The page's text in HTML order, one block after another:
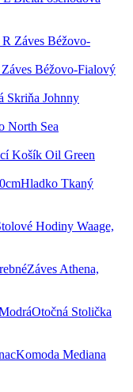
Béžovo-Fialový
Skriňa Johnny
North Sea
Košík Oil Green
Hladko Tkaný
Hodiny Waage,
Záves Athena,
Otočná Stolička
Komoda Mediana